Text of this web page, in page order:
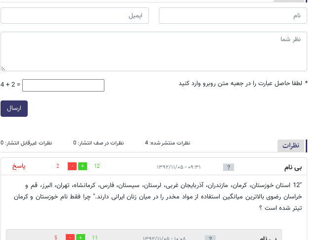
* لطفا حاصل عبارت را در جعبه متن روبرو وارد کنید 4 + 2 =
ارسال
نظرات نظرات منتشر شده: 4 نظرات در صف انتشار: 0 نظرات غیرقابل انتشار: 0
بی نام ۰۹:۳۱ - ۱۳۹۲/۱۱/۰۵ 12
2
پاسخ
"12 استان خوزستان، کرمان، مازندران، آذربایجان غربی، لرستان، سیستان، فارس، کرمانشاه، تهران، البرز، قم و
خراسان رضوی بالاترین میانگین استفاده از مواد مخدر را در میان زنان ایرانی دارند." چرا فقط نام خوزستان و کرمان
تیتر شده است ؟
11
5